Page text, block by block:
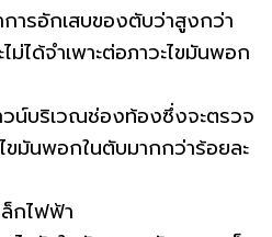
รอักเสบของตับว่าสูงกว่า
ได้จำเพาะต่อภาวะไขมันพอก
บริเวณช่องท้องซึ่งจะตรวจ
มันพอกในตับมากกว่าร้อยละ
กไฟฟ้า